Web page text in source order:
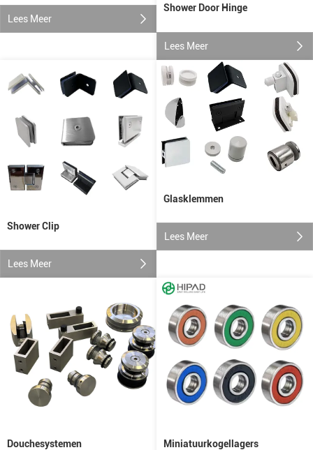
Lees Meer
Shower Door Hinge
Lees Meer
Shower Clip
Lees Meer
Glasklemmen
Lees Meer
Douchesystemen Miniatuurkogellagers